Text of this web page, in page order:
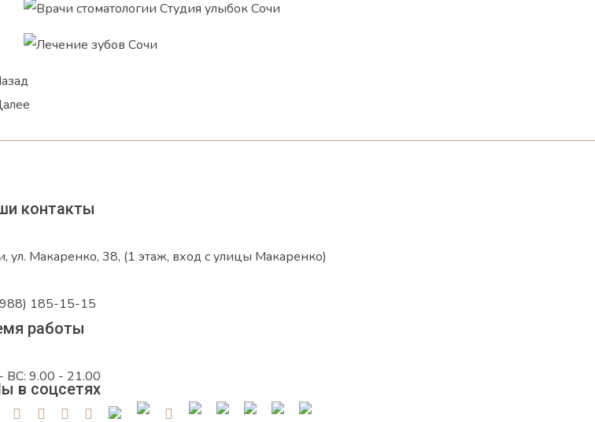
контакты
ул. Макаренко, 38, (1 этаж, вход с улицы Макаренко)
185-15-15
работы
ВС: 9.00 - 21.00
в соцсетях